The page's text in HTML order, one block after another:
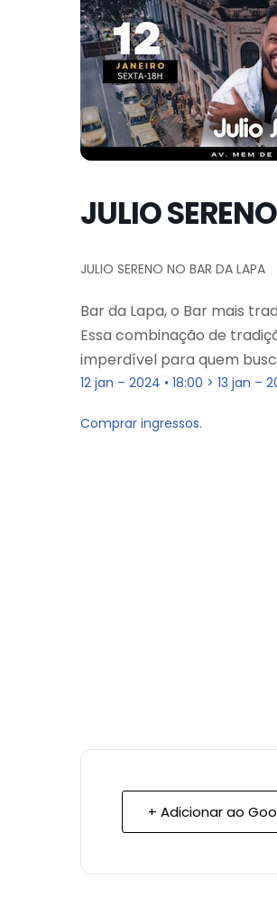
JULIO
JULIO SERENO NO BAR DA LAPA
Bar da Lapa, o Bar mais
Essa combinação de
imperdível para quem
12 jan – 2024 • 18:00 > 13 jan –
Comprar ingressos.
+ Adicionar ao